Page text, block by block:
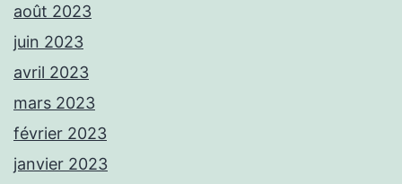
août 2023
juin 2023
avril 2023
mars 2023
février 2023
janvier 2023